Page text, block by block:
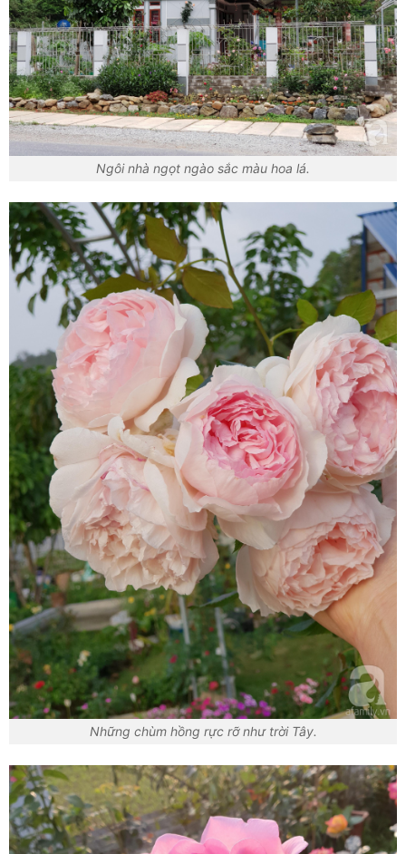
Ngôi nhà ngọt ngào sắc màu hoa lá.
Những chùm hồng rực rỡ như trời Tây.